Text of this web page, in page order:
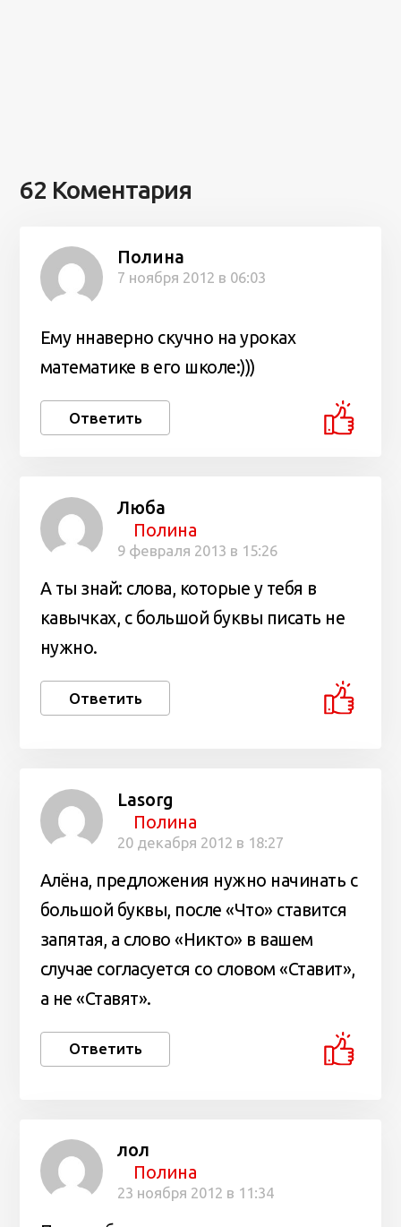
62 Коментария
Полина
7 ноября 2012 в 06:03
Ему ннаверно скучно на уроках
математике в его школе:)))
Ответить
Люба
Полина
9 февраля 2013 в 15:26
А ты знай: слова, которые у тебя в
кавычках, с большой буквы писать не
нужно.
Ответить
Lasorg
Полина
20 декабря 2012 в 18:27
Алёна, предложения нужно начинать с
большой буквы, после «Что» ставится
запятая, а слово «Никто» в вашем
случае согласуется со словом «Ставит»,
а не «Ставят».
Ответить
лол
Полина
23 ноября 2012 в 11:34